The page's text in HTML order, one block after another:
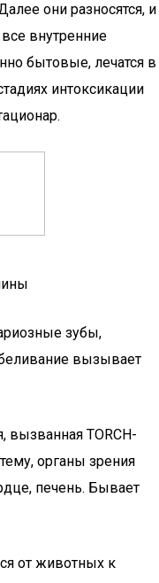
они разносятся, и
внутренние
бытовые, лечатся в
интоксикации
зубы,
вызывает
вызванная TORCH-
органы зрения
печень. Бывает
от животных к